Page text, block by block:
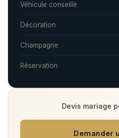
Véhicule conseillé
Décoration
Champagne
Réservation
Devis mariage
Demander